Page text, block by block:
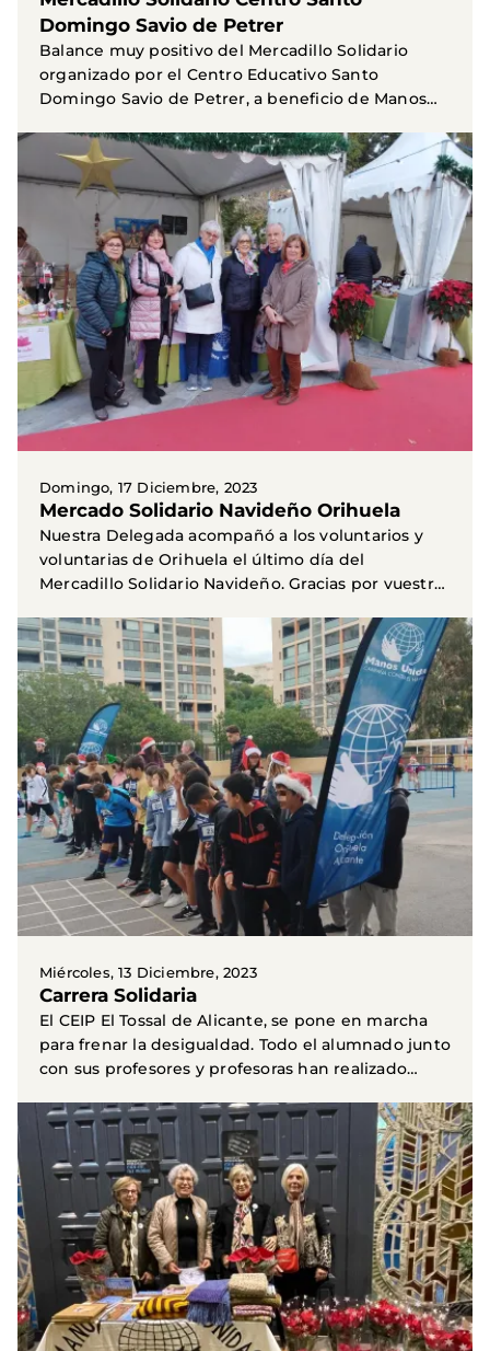
Domingo Savio de Petrer
Balance muy positivo del Mercadillo Solidario
organizado por el Centro Educativo Santo
Domingo Savio de Petrer, a beneficio de Manos
Domingo, 17 Diciembre, 2023
Mercado Solidario Navideño Orihuela
Nuestra Delegada acompañó a los voluntarios y
voluntarias de Orihuela el último día del
Mercadillo Solidario Navideño. Gracias por vuestro
Miércoles, 13 Diciembre, 2023
Carrera Solidaria
El CEIP El Tossal de Alicante, se pone en marcha
para frenar la desigualdad. Todo el alumnado junto
con sus profesores y profesoras han realizado